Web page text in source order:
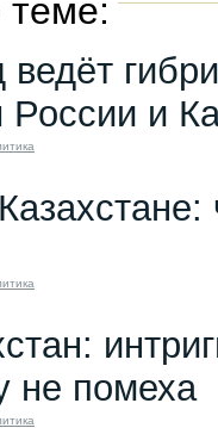
ведёт
и
не помеха